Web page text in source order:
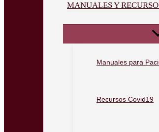
MANUALES Y
Manuales para
Recursos Covid19